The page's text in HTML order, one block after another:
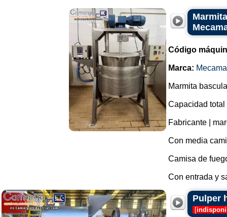
Código
Marca:
Marmita
Capacidad
Fabricante |
Con media
Camisa de
Con entrada y
Pulper
[